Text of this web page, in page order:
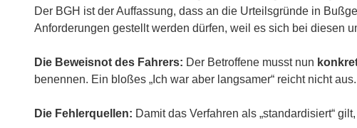
Der BGH ist der Auffassung, dass an die Urteilsgründe in
Anforderungen gestellt werden dürfen, weil es sich bei diesen
Die Beweisnot des Fahrers: Der Betroffene musst nun
benennen. Ein bloßes „Ich war aber langsamer“ reicht nicht aus.
Die Fehlerquellen: Damit das Verfahren als „standardisiert“